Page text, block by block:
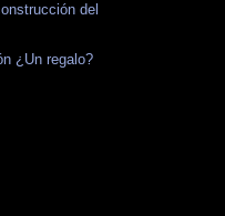
del
¿Un regalo?